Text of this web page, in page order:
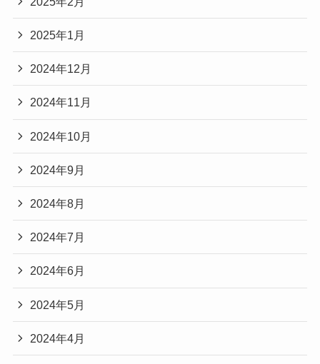
2025年1月
2024年12月
2024年11月
2024年10月
2024年9月
2024年8月
2024年7月
2024年6月
2024年5月
2024年4月